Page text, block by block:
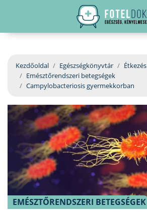
EGÉSZSÉGKÖNYVTÁR
BETEGSÉGKALAUZ
ÜGYELETKERESŐ
ORVOS VÁLASZOL
ORVOSKERESŐ
hirdetés
Kezdőoldal Egészségkönyvtár
Étkezés
Emésztőrendszeri betegségek
Campylobacteriosis gyermekkorban
EMÉSZTŐRENDSZERI BETEGSÉGEK